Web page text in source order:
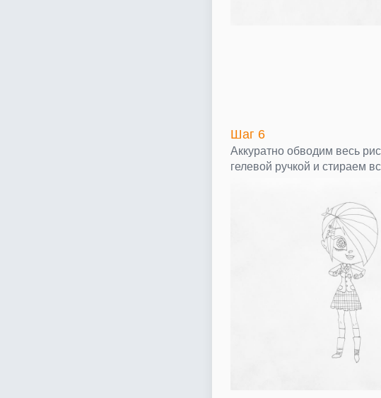
Шаг 6
Аккуратно обводим весь
гелевой ручкой и стираем